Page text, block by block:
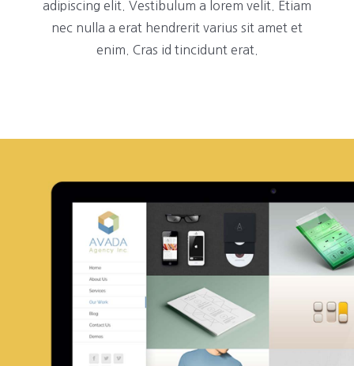
adipiscing elit. Vestibulum a lorem velit. Etiam
nec nulla a erat hendrerit varius sit amet et
enim. Cras id tincidunt erat.